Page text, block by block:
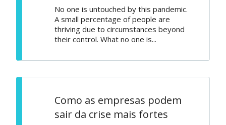
No one is untouched by this pandemic.
A small percentage of people are
thriving due to circumstances beyond
their control. What no one is...
Como as empresas podem
sair da crise mais fortes